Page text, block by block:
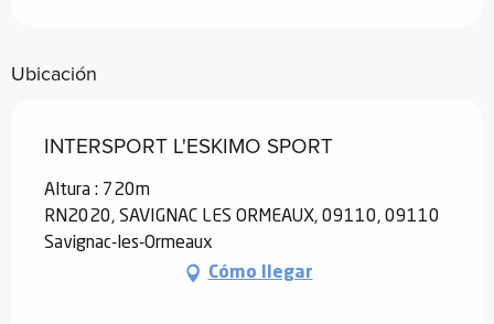
Ubicación
INTERSPORT L'ESKIMO SPORT
Altura : 720m
RN2020, SAVIGNAC LES ORMEAUX, 09110, 09110
Savignac-les-Ormeaux
Cómo llegar